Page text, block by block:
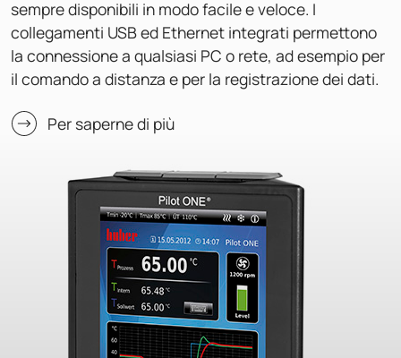
sempre disponibili in modo facile e veloce. I
collegamenti USB ed Ethernet integrati permettono
la connessione a qualsiasi PC o rete, ad esempio per
il comando a distanza e per la registrazione dei dati.
Per saperne di più